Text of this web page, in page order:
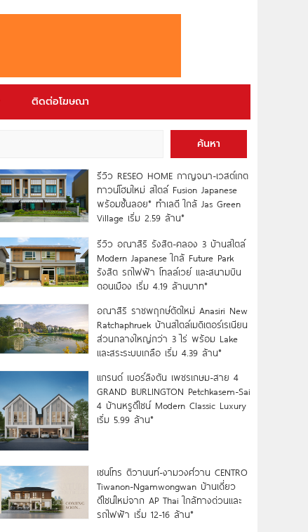
ติดต่อโฆษณา
ค้นหา
รีวิว RESEO HOME กาญจนา-เวสต์เกต
ทาวน์โฮมใหม่ สไตล์ Fusion Japanese
พร้อมชั้นลอย* ทำเลดี ใกล้ Jas Green
Village เริ่ม 2.59 ล้าน*
รีวิว อณาสิริ รังสิต-คลอง 3 บ้านสไตล์
Modern Japanese ใกล้ Future Park
รังสิต รถไฟฟ้า โทลล์เวย์ และสนามบิน
ดอนเมือง เริ่ม 4.19 ล้านบาท*
อณาสิริ ราชพฤกษ์ตัดใหม่ Anasiri New
Ratchaphruek บ้านสไตล์เมดิเตอร์เรเนียน
ส่วนกลางใหญ่กว่า 3 ไร่ พร้อม Lake
และสระระบบเกลือ เริ่ม 4.39 ล้าน*
แกรนด์ เบอร์ลิงตัน เพชรเกษม-สาย 4
GRAND BURLINGTON Petchkasem-Sai
4 บ้านหรูดีไซน์ Modern Classic Luxury
เริ่ม 5.99 ล้าน*
เซนโทร ติวานนท์-งามวงศ์วาน CENTRO
Tiwanon-Ngamwongwan บ้านเดี่ยว
ดีไซน์ใหม่จาก AP Thai ใกล้ทางด่วนและ
รถไฟฟ้า เริ่ม 12-16 ล้าน*